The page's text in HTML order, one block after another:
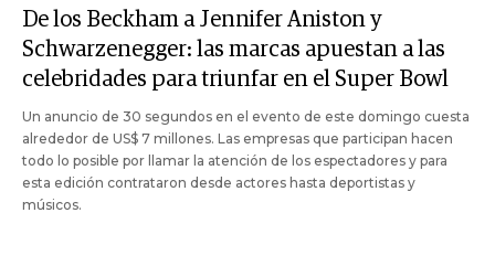
De los Beckham a Jennifer Aniston y
Schwarzenegger: las marcas apuestan a las
celebridades para triunfar en el Super Bowl
Un anuncio de 30 segundos en el evento de este domingo cuesta
alrededor de US$ 7 millones. Las empresas que participan hacen
todo lo posible por llamar la atención de los espectadores y para
esta edición contrataron desde actores hasta deportistas y
músicos.